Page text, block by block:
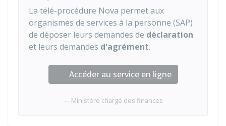
La télé-procédure Nova permet aux
organismes de services à la personne (SAP)
de déposer leurs demandes de déclaration
et leurs demandes d'agrément.
Accéder au service en ligne
Ministère chargé des finances